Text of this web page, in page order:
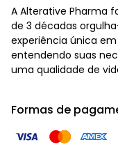
A Alterative Pharma
de 3 décadas
experiência única
entendendo suas
uma qualidade de
Formas de